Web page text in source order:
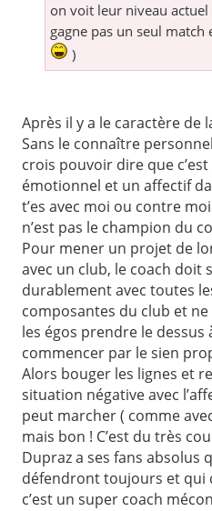
on voit leur niveau actuel
gagne pas un seul match
)
Après il y a le caractère de
Sans le connaître
crois pouvoir dire que c’est
émotionnel et un affectif
t’es avec moi ou contre moi
n’est pas le champion du
Pour mener un projet de
avec un club, le coach doit
durablement avec toutes
composantes du club et ne
les égos prendre le dessus
commencer par le sien
Alors bouger les lignes et
situation négative avec
peut marcher ( comme
mais bon ! C’est du très
Dupraz a ses fans absolus
défendront toujours et qui
c’est un super coach